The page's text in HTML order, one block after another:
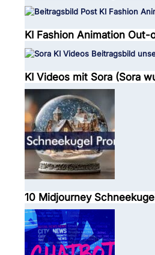
KI Fashion Animation
KI Videos mit Sora (Sora
10 Midjourney